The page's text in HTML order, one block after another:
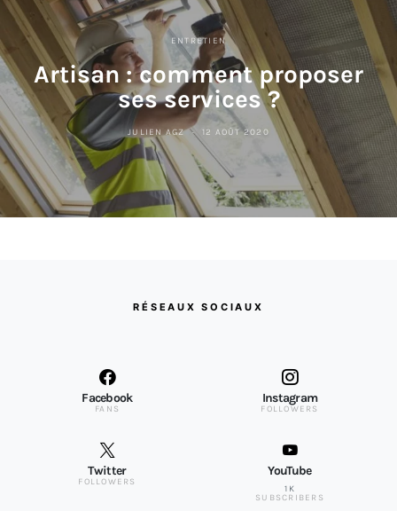
ENTRETIEN
Artisan : comment proposer
ses services ?
JULIEN AGZ 12 AOÛT 2020
RÉSEAUX SOCIAUX
Facebook
FANS
Instagram
FOLLOWERS
Twitter
FOLLOWERS
YouTube
1K
SUBSCRIBERS